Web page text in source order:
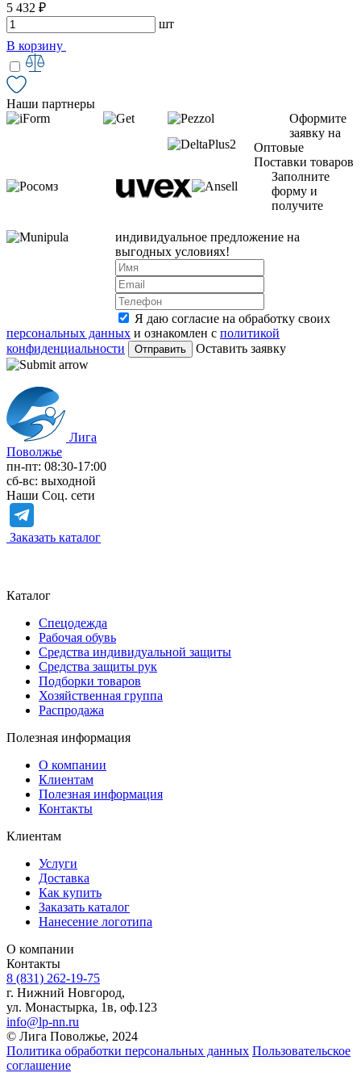
5 432 ₽
шт
В корзину
Наши партнеры
Оформите
заявку на
Оптовые
Поставки товаров
Заполните
форму и
получите
индивидуальное предложение на
выгодных условиях!
Я даю согласие на обработку своих
персональных данных и ознакомлен с политикой
конфиденциальности
Оставить заявку
Лига
Поволжье
пн-пт: 08:30-17:00
сб-вс: выходной
Наши Соц. сети
Заказать каталог
Каталог
Спецодежда
Рабочая обувь
Средства индивидуальной защиты
Средства защиты рук
Подборки товаров
Хозяйственная группа
Распродажа
Полезная информация
О компании
Клиентам
Полезная информация
Контакты
Клиентам
Услуги
Доставка
Как купить
Заказать каталог
Нанесение логотипа
О компании
Контакты
8 (831) 262-19-75
г. Нижний Новгород,
ул. Монастырка, 1в, оф.123
info@lp-nn.ru
© Лига Поволжье, 2024
Политика обработки персональных данных Пользовательское
соглашение